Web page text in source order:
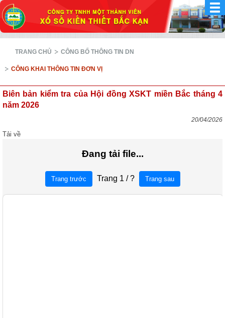
TRANG CHỦ CÔNG BỐ THÔNG TIN DN
CÔNG KHAI THÔNG TIN ĐƠN VỊ
Biên bản kiểm tra của Hội đồng XSKT miền Bắc tháng 4
năm 2026
20/04/2026
Tải về